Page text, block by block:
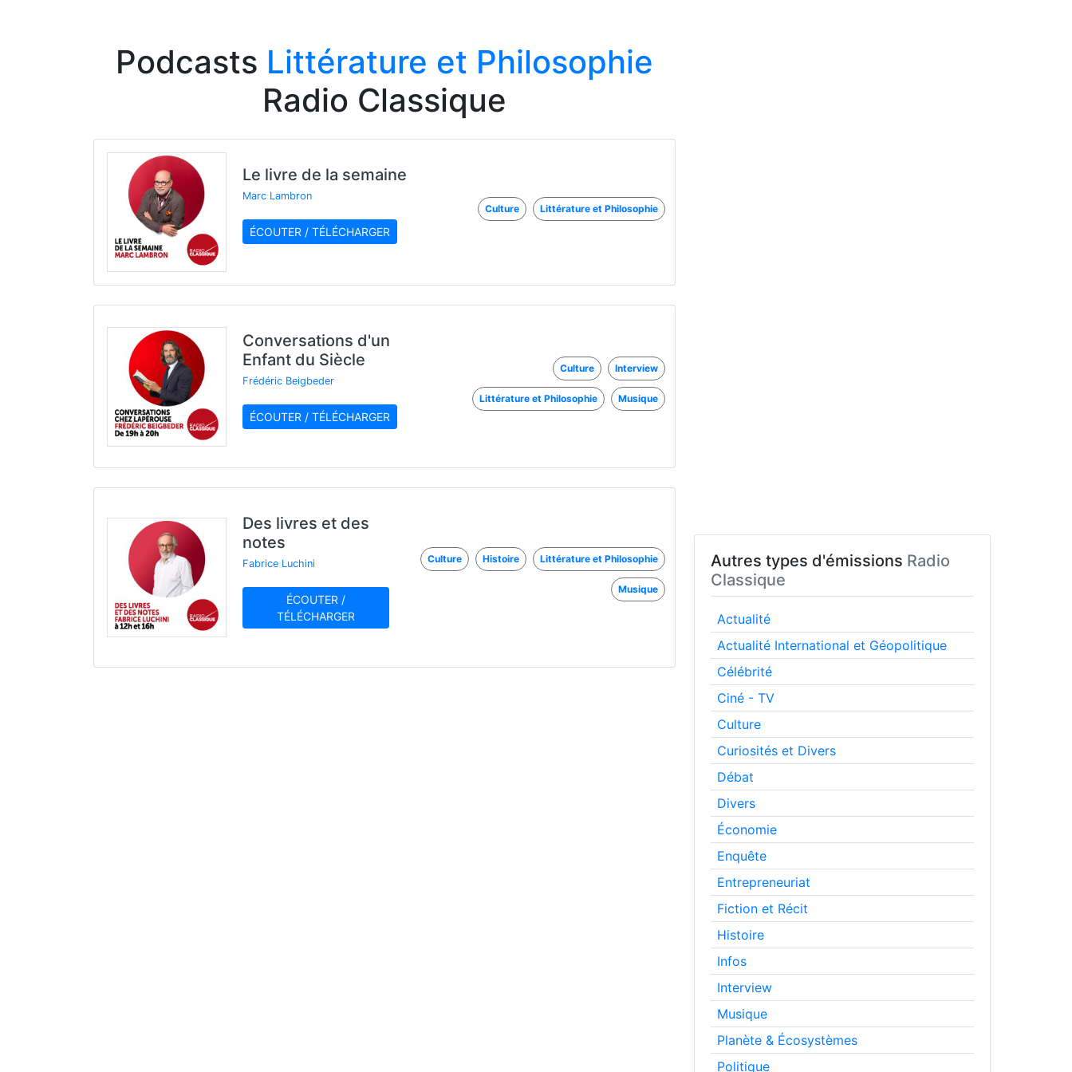
Podcasts Littérature et Philosophie
Radio Classique
Le livre de la semaine
Marc Lambron
ÉCOUTER / TÉLÉCHARGER
Culture Littérature et Philosophie
Conversations d'un
Enfant du Siècle
Frédéric Beigbeder
ÉCOUTER / TÉLÉCHARGER
Culture Interview
Littérature et Philosophie Musique
Des livres et des
notes
Fabrice Luchini
ÉCOUTER /
TÉLÉCHARGER
Culture Histoire Littérature et Philosophie
Musique
Autres types d'émissions Radio
Classique
Actualité
Actualité International et Géopolitique
Célébrité
Ciné - TV
Culture
Curiosités et Divers
Débat
Divers
Économie
Enquête
Entrepreneuriat
Fiction et Récit
Histoire
Infos
Interview
Musique
Planète & Écosystèmes
Politique